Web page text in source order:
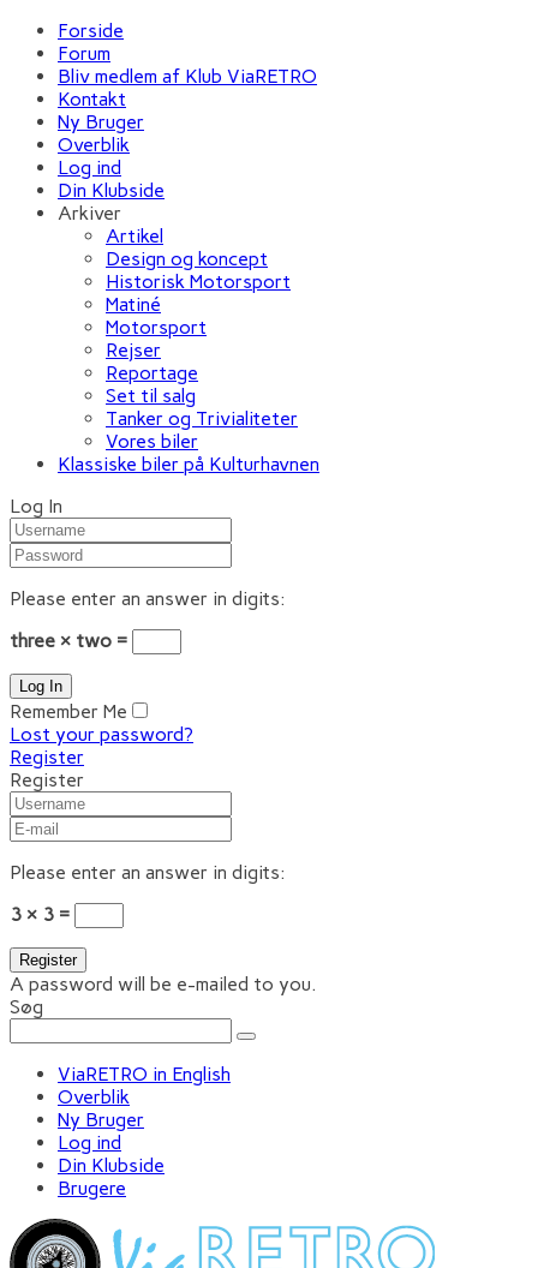
Forside
Forum
Bliv medlem af Klub ViaRETRO
Kontakt
Ny Bruger
Overblik
Log ind
Din Klubside
Arkiver
Artikel
Design og koncept
Historisk Motorsport
Matiné
Motorsport
Rejser
Reportage
Set til salg
Tanker og Trivialiteter
Vores biler
Klassiske biler på Kulturhavnen
Log In
Please enter an answer in digits:
three × two =
Remember Me
Lost your password?
Register
Register
Please enter an answer in digits:
3 × 3 =
A password will be e-mailed to you.
Søg
ViaRETRO in English
Overblik
Ny Bruger
Log ind
Din Klubside
Brugere